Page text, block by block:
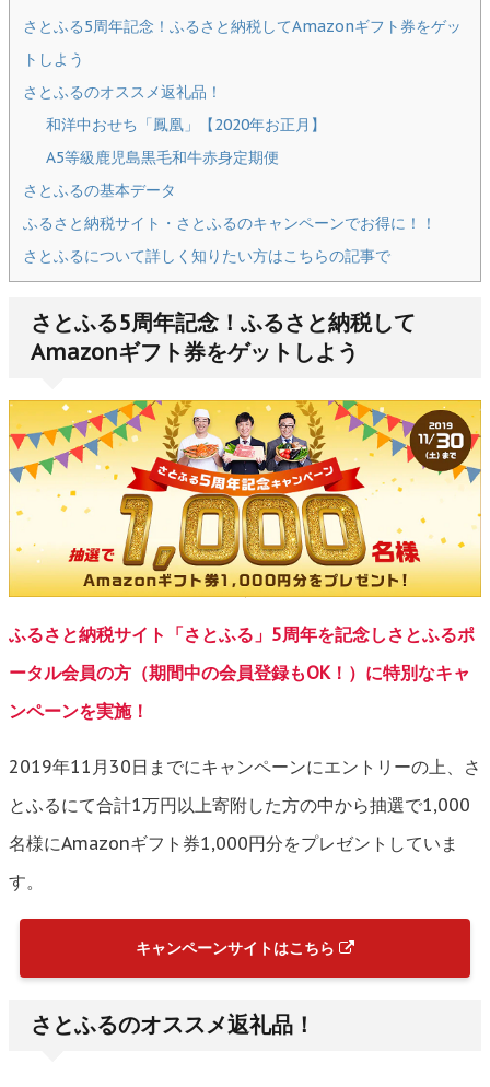
さとふる5周年記念！ふるさと納税してAmazonギフト券をゲッ
トしよう
さとふるのオススメ返礼品！
和洋中おせち「鳳凰」【2020年お正月】
A5等級鹿児島黒毛和牛赤身定期便
さとふるの基本データ
ふるさと納税サイト・さとふるのキャンペーンでお得に！！
さとふるについて詳しく知りたい方はこちらの記事で
さとふる5周年記念！ふるさと納税して
Amazonギフト券をゲットしよう
ふるさと納税サイト「さとふる」5周年を記念しさとふるポ
ータル会員の方（期間中の会員登録もOK！）に特別なキャ
ンペーンを実施！
2019年11月30日までにキャンペーンにエントリーの上、さ
とふるにて合計1万円以上寄附した方の中から抽選で1,000
名様にAmazonギフト券1,000円分をプレゼントしていま
す。
キャンペーンサイトはこちら
さとふるのオススメ返礼品！